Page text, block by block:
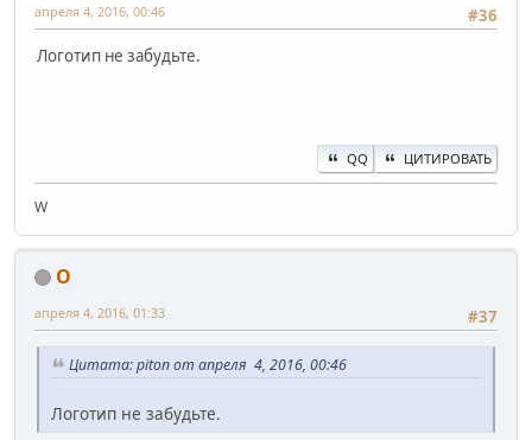
#36
апреля 4, 2016, 00:46
Логотип не забудьте.
QQ ЦИТИРОВАТЬ
W
O
#37
апреля 4, 2016, 01:33
Цитата: piton от апреля 4, 2016, 00:46
Логотип не забудьте.